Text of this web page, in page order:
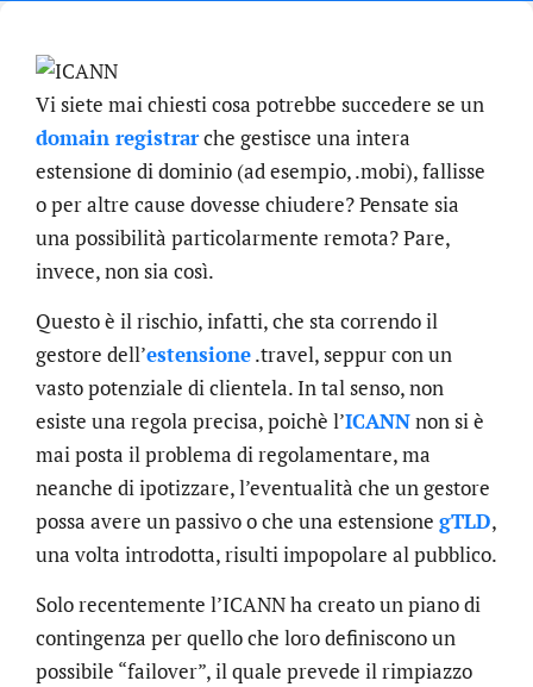
Vi siete mai chiesti cosa potrebbe succedere se un
domain registrarche gestisce una intera
estensione di dominio (ad esempio, .mobi), fallisse
o per altre cause dovesse chiudere? Pensate sia
una possibilità particolarmente remota? Pare,
invece, non sia così.
Questo è il rischio, infatti, che sta correndo il
gestore dell’estensione.travel, seppur con un
vasto potenziale di clientela. In tal senso, non
esiste una regola precisa, poichè l’ICANNnon si è
mai posta il problema di regolamentare, ma
neanche di ipotizzare, l’eventualità che un gestore
possa avere un passivo o che una estensione gTLD,
una volta introdotta, risulti impopolare al pubblico.
Solo recentemente l’ICANN ha creato un piano di
contingenza per quello che loro definiscono un
possibile “failover”, il quale prevede il rimpiazzo